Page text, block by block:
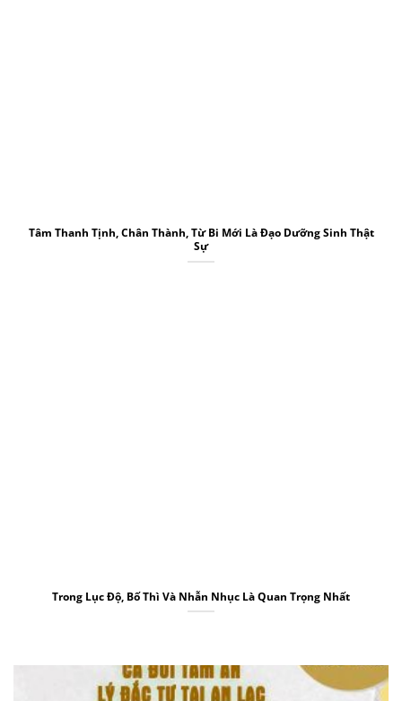
Tâm Thanh Tịnh, Chân Thành, Từ Bi Mới Là Đạo Dưỡng Sinh Thật
Sự
Trong Lục Độ, Bố Thì Và Nhẫn Nhục Là Quan Trọng Nhất